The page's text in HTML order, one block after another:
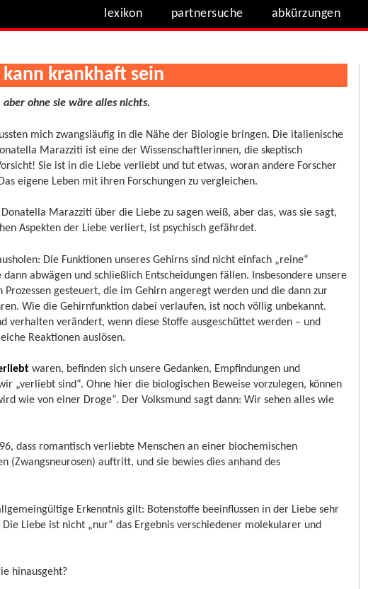
lexikon partnersuche abkürzungen
krankhaft sein
ohne sie wäre alles nichts.
mich zwangsläufig in die Nähe der Biologie bringen. Die italienische
Marazziti ist eine der Wissenschaftlerinnen, die skeptisch
Sie ist in die Liebe verliebt und tut etwas, woran andere Forscher
eigene Leben mit ihren Forschungen zu vergleichen.
Marazziti über die Liebe zu sagen weiß, aber das, was sie sagt,
Aspekten der Liebe verliert, ist psychisch gefährdet.
Die Funktionen unseres Gehirns sind nicht einfach „reine“
abwägen und schließlich Entscheidungen fällen. Insbesondere unsere
gesteuert, die im Gehirn angeregt werden und die dann zur
Wie die Gehirnfunktion dabei verlaufen, ist noch völlig unbekannt.
verhalten verändert, wenn diese Stoffe ausgeschüttet werden – und
Reaktionen auslösen.
waren, befinden sich unsere Gedanken, Empfindungen und
„verliebt sind“. Ohne hier die biologischen Beweise vorzulegen, können
wie von einer Droge“. Der Volksmund sagt dann: Wir sehen alles wie
dass romantisch verliebte Menschen an einer biochemischen
(Zwangsneurosen) auftritt, und sie bewies dies anhand des
Erkenntnis gilt: Botenstoffe beeinflussen in der Liebe sehr
Liebe ist nicht „nur“ das Ergebnis verschiedener molekularer und
hinausgeht?